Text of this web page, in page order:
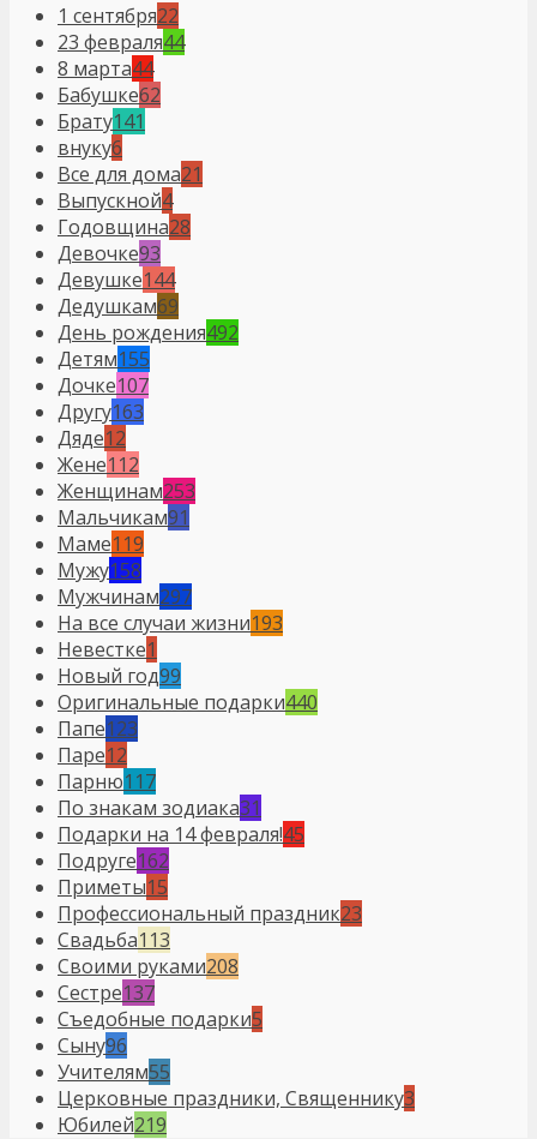
1 сентября22
23 февраля44
8 марта44
Бабушке62
Брату141
внуку6
Все для дома21
Выпускной4
Годовщина28
Девочке93
Девушке144
Дедушкам69
День рождения492
Детям155
Дочке107
Другу163
Дяде12
Жене112
Женщинам253
Мальчикам91
Маме119
Мужу158
Мужчинам297
На все случаи жизни193
Невестке1
Новый год99
Оригинальные подарки440
Папе123
Паре12
Парню117
По знакам зодиака31
Подарки на 14 февраля!45
Подруге162
Приметы15
Профессиональный праздник23
Свадьба113
Своими руками208
Сестре137
Съедобные подарки5
Сыну96
Учителям55
Церковные праздники, Священнику3
Юбилей219